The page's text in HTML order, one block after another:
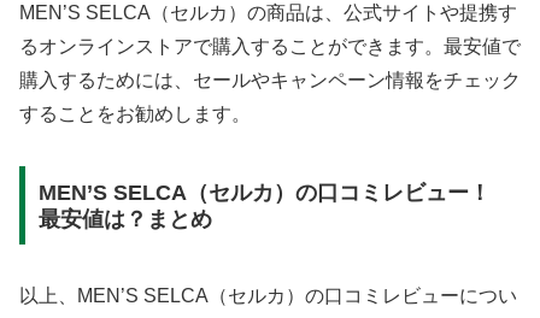
MEN’S SELCA（セルカ）の商品は、公式サイトや提携す
るオンラインストアで購入することができます。最安値で
購入するためには、セールやキャンペーン情報をチェック
することをお勧めします。
MEN’S SELCA（セルカ）の口コミレビュー！
最安値は？まとめ
以上、MEN’S SELCA（セルカ）の口コミレビューについ